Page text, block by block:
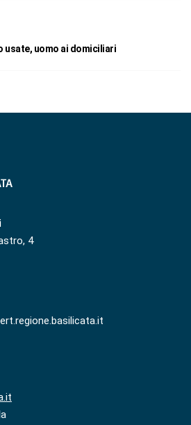
usate, uomo ai domiciliari
4